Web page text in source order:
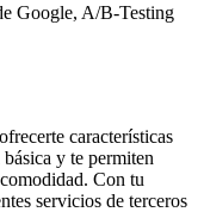
Google, A/B-Testing
características
y te permiten
Con tu
servicios de terceros